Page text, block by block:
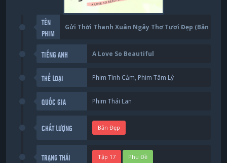
TÊN
PHIM
Gửi Thời Thanh Xuân Ngây Thơ Tươi Đẹp (Bản Thái)
TIẾNG ANH A Love So Beautiful
THỂ LOẠI Phim Tình Cảm, Phim Tâm Lý
QUỐC GIA Phim Thái Lan
CHẤT LƯỢNG Bản Đẹp
TRẠNG THÁI Tập 17 Phụ Đề